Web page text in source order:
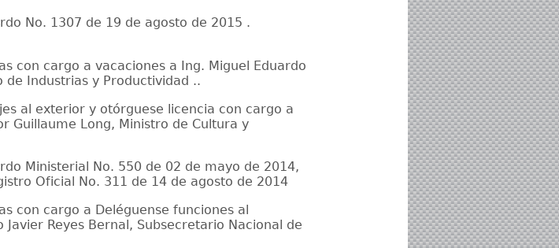
No. 1307 de 19 de agosto de 2015 .
con cargo a vacaciones a Ing. Miguel Eduardo
de Industrias y Productividad ..
al exterior y otórguese licencia con cargo a
Guillaume Long, Ministro de Cultura y
Ministerial No. 550 de 02 de mayo de 2014,
Oficial No. 311 de 14 de agosto de 2014
con cargo a Deléguense funciones al
Javier Reyes Bernal, Subsecretario Nacional de